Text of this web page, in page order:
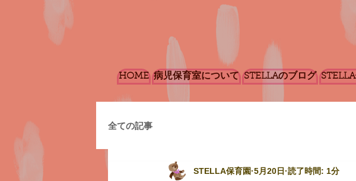
HOME 病児保育室について STELLAのブログ
全ての記事
STELLA保育園 5月20日 読了時間: 1分